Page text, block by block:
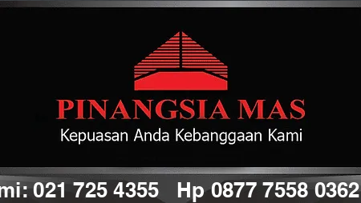
021 725 4355 Hp 0877 7558 0362